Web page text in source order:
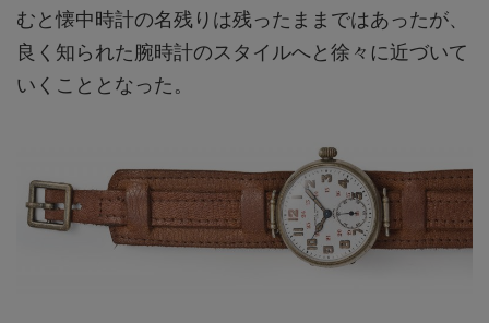
むと懐中時計の名残りは残ったままではあったが、
良く知られた腕時計のスタイルへと徐々に近づいて
いくこととなった。